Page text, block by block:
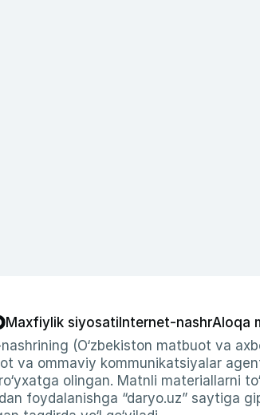
Maxfiylik siyosati Internet-nashrAloqa
(O‘zbekiston matbuot va
va ommaviy kommunikatsiyalar
olingan. Matnli materiallarni
foydalanishga “daryo.uz” saytiga